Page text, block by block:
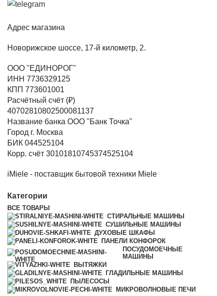
Адрес магазина
Новорижское шоссе, 17-й километр, 2.
ООО "ЕДИНОРОГ"
ИНН 7736329125
КПП 773601001
Расчётный счёт (₽)
40702810802500081137
Название банка ООО "Банк Точка"
Город г. Москва
БИК 044525104
Корр. счёт 30101810745374525104
iMiele - поставщик бытовой техники Miele
Категории
ВСЕ ТОВАРЫ
СТИРАЛЬНЫЕ МАШИНЫ
СУШИЛЬНЫЕ МАШИНЫ
ДУХОВЫЕ ШКАФЫ
ПАНЕЛИ КОНФОРОК
ПОСУДОМОЕЧНЫЕ
МАШИНЫ
ВЫТЯЖКИ
ГЛАДИЛЬНЫЕ МАШИНЫ
ПЫЛЕСОСЫ
МИКРОВОЛНОВЫЕ ПЕЧИ